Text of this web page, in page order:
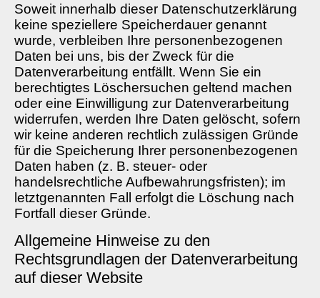
Soweit innerhalb dieser Datenschutzerklärung
keine speziellere Speicherdauer genannt
wurde, verbleiben Ihre personenbezogenen
Daten bei uns, bis der Zweck für die
Datenverarbeitung entfällt. Wenn Sie ein
berechtigtes Löschersuchen geltend machen
oder eine Einwilligung zur Datenverarbeitung
widerrufen, werden Ihre Daten gelöscht, sofern
wir keine anderen rechtlich zulässigen Gründe
für die Speicherung Ihrer personenbezogenen
Daten haben (z. B. steuer- oder
handelsrechtliche Aufbewahrungsfristen); im
letztgenannten Fall erfolgt die Löschung nach
Fortfall dieser Gründe.
Allgemeine Hinweise zu den
Rechtsgrundlagen der Datenverarbeitung
auf dieser Website